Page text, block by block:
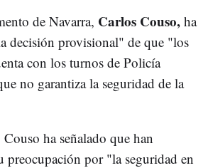
de Navarra, Carlos Couso,ha
decisión provisional" de que "los
con los turnos de Policía
no garantiza la seguridad de la
ha señalado que han
preocupación por "la seguridad en